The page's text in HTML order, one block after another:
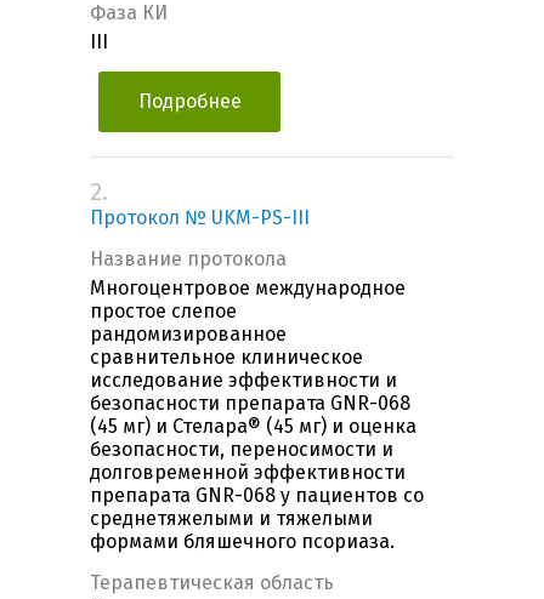
Фаза КИ
Подробнее
2.
Протокол № UKM-PS-III
Название протокола
Многоцентровое международное
простое слепое
рандомизированное
сравнительное клиническое
исследование эффективности и
безопасности препарата GNR-068
(45 мг) и Стелара® (45 мг) и оценка
безопасности, переносимости и
долговременной эффективности
препарата GNR-068 у пациентов со
среднетяжелыми и тяжелыми
формами бляшечного псориаза.
Терапевтическая область